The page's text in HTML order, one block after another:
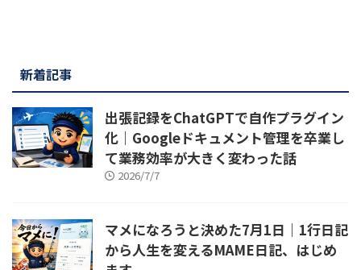
新着記事
出張記録をChatGPTで自作プラグイン
化｜Googleドキュメント管理を卒業し
て業務効率が大きく変わった話
2026/7/7
マメになろうと決めた7月1日｜1行日記
から人生を変えるMAME日記、はじめ